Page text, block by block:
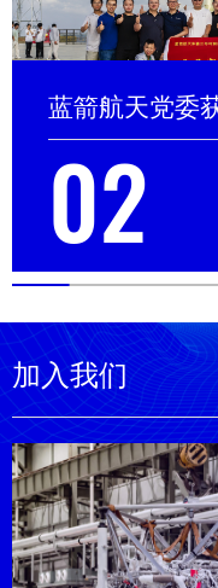
02
加入我们